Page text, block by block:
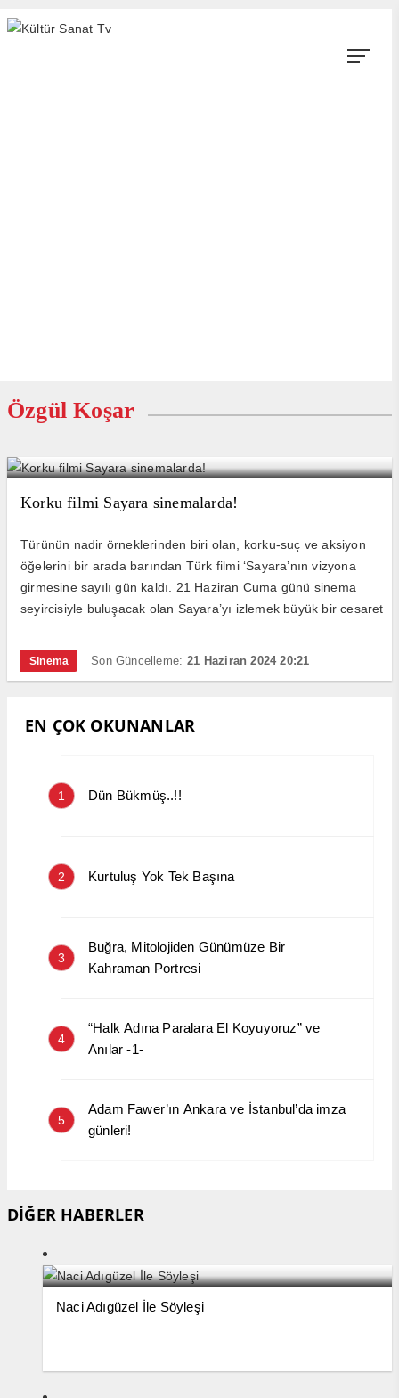
Özgül Koşar
Korku filmi Sayara sinemalarda!
Türünün nadir örneklerinden biri olan, korku-suç ve aksiyon
öğelerini bir arada barından Türk filmi ‘Sayara’nın vizyona
girmesine sayılı gün kaldı. 21 Haziran Cuma günü sinema
seyircisiyle buluşacak olan Sayara’yı izlemek büyük bir cesaret
Sinema Son Güncelleme: 21 Haziran 2024 20:21
EN ÇOK OKUNANLAR
1 Dün Bükmüş..!!
2 Kurtuluş Yok Tek Başına
3
Buğra, Mitolojiden Günümüze Bir
Kahraman Portresi
4
“Halk Adına Paralara El Koyuyoruz” ve
Anılar -1-
5
Adam Fawer’ın Ankara ve İstanbul’da imza
günleri!
DİĞER HABERLER
Naci Adıgüzel İle Söyleşi